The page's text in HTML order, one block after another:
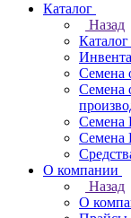
Каталог
Назад
Каталог
Семена
Семена
Семена
Семена
О компании
Назад
О